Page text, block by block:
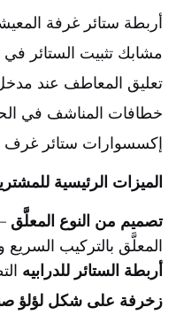
أربطة ستائر غرفة
مشابك تثبيت الستائر في
تعليق المعاطف عند
خطافات المناشف في
إكسسوارات ستائر غرف
الميزات الرئيسية
تصميم من النوع المعلَّق
المعلَّق بالتركيب السريع
أربطة الستائر للدرابيه
زخرفة على شكل لؤلؤ